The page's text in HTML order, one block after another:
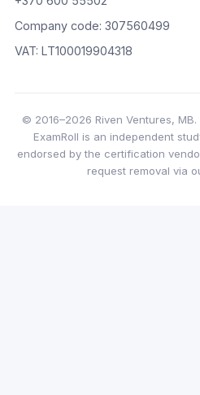
Company code: 307560499
VAT: LT100019904318
© 2016–2026 Riven Ventures,
ExamRoll is an independent
endorsed by the certification
request removal via